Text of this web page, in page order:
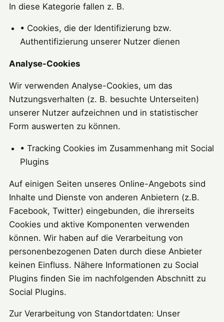
In diese Kategorie fallen z. B.
• Cookies, die der Identifizierung bzw.
Authentifizierung unserer Nutzer dienen
Analyse-Cookies
Wir verwenden Analyse-Cookies, um das
Nutzungsverhalten (z. B. besuchte Unterseiten)
unserer Nutzer aufzeichnen und in statistischer
Form auswerten zu können.
• Tracking Cookies im Zusammenhang mit Social
Plugins
Auf einigen Seiten unseres Online-Angebots sind
Inhalte und Dienste von anderen Anbietern (z.B.
Facebook, Twitter) eingebunden, die ihrerseits
Cookies und aktive Komponenten verwenden
können. Wir haben auf die Verarbeitung von
personenbezogenen Daten durch diese Anbieter
keinen Einfluss. Nähere Informationen zu Social
Plugins finden Sie im nachfolgenden Abschnitt zu
Social Plugins.
Zur Verarbeitung von Standortdaten: Unser